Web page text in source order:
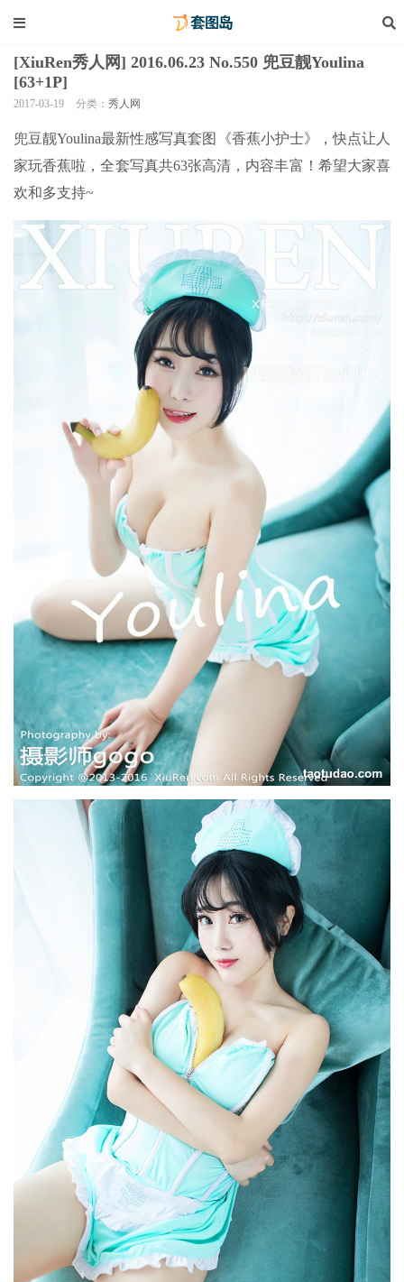
[XiuRen秀人网] 2016.06.23 No.550 兜豆靓Youlina
[63+1P]
2017-03-19 分类： 秀人网
兜豆靓Youlina最新性感写真套图《香蕉小护士》，快点让人
家玩香蕉啦，全套写真共63张高清，内容丰富！希望大家喜
欢和多支持~